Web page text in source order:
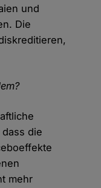
und
Die
die
mehr